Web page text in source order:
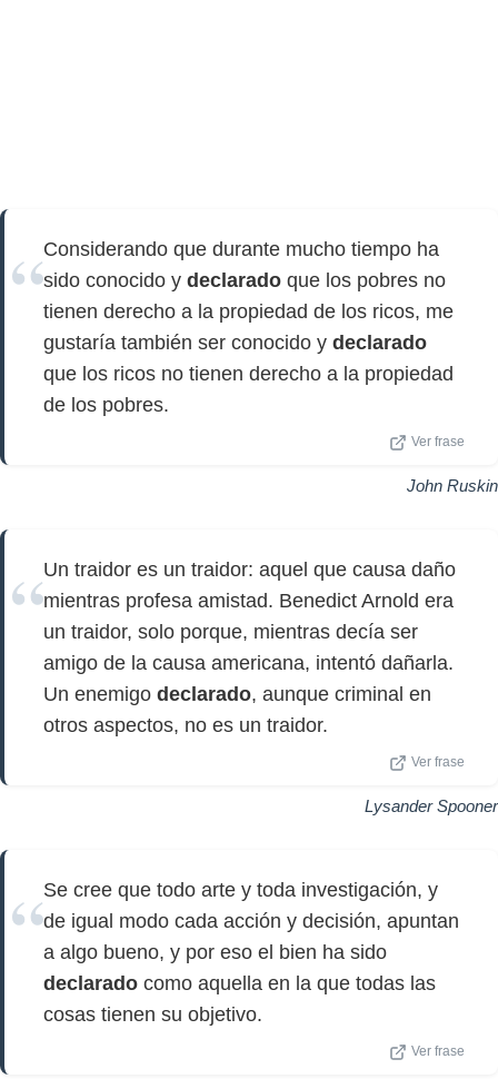
Considerando que durante mucho tiempo ha
sido conocido y declarado que los pobres no
tienen derecho a la propiedad de los ricos, me
gustaría también ser conocido y declarado
que los ricos no tienen derecho a la propiedad
de los pobres.
Ver frase
John Ruskin
Un traidor es un traidor: aquel que causa daño
mientras profesa amistad. Benedict Arnold era
un traidor, solo porque, mientras decía ser
amigo de la causa americana, intentó dañarla.
Un enemigo declarado, aunque criminal en
otros aspectos, no es un traidor.
Ver frase
Lysander Spooner
Se cree que todo arte y toda investigación, y
de igual modo cada acción y decisión, apuntan
a algo bueno, y por eso el bien ha sido
declarado como aquella en la que todas las
cosas tienen su objetivo.
Ver frase